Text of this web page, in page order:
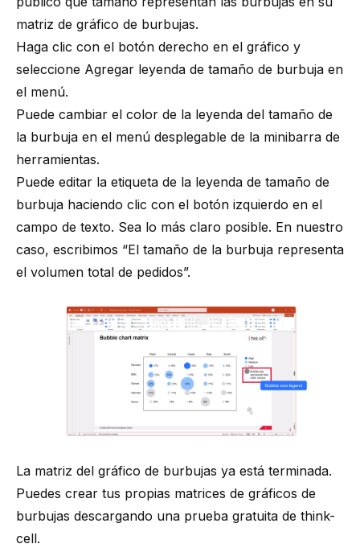
matriz de gráfico de burbujas.
Haga clic con el botón derecho en el gráfico y
seleccione Agregar leyenda de tamaño de burbuja en
el menú.
Puede cambiar el color de la leyenda del tamaño de
la burbuja en el menú desplegable de la minibarra de
herramientas.
Puede editar la etiqueta de la leyenda de tamaño de
burbuja haciendo clic con el botón izquierdo en el
campo de texto. Sea lo más claro posible. En nuestro
caso, escribimos “El tamaño de la burbuja representa
el volumen total de pedidos”.
La matriz del gráfico de burbujas ya está terminada.
Puedes crear tus propias matrices de gráficos de
burbujas descargando una prueba gratuita de think-
cell.